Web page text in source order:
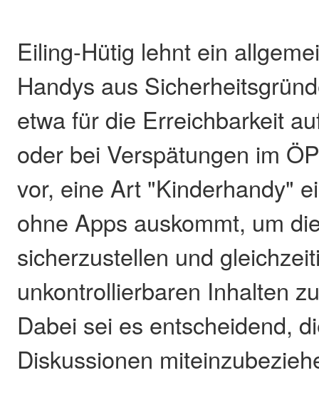
Eiling-Hütig lehnt ein
Handys aus
etwa für die Erreichbarkeit
oder bei Verspätungen im
vor, eine Art "Kinderhandy"
ohne Apps auskommt, um
sicherzustellen und
unkontrollierbaren Inhalten
Dabei sei es entscheidend,
Diskussionen